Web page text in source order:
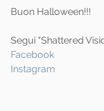
Buon Halloween!!!
Segui "Shattered
Facebook
Instagram